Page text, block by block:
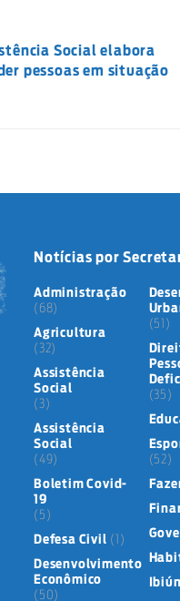
Social elabora
pessoas em situação
Notícias por
Administração
(68)
Agricultura
(32)
Assistência
Social
(3)
Assistência
Social
(49)
Boletim Covid-
19
(5)
Defesa Civil (1)
Desenvolvimento
Econômico
(50)
(51)
(35)
(52)